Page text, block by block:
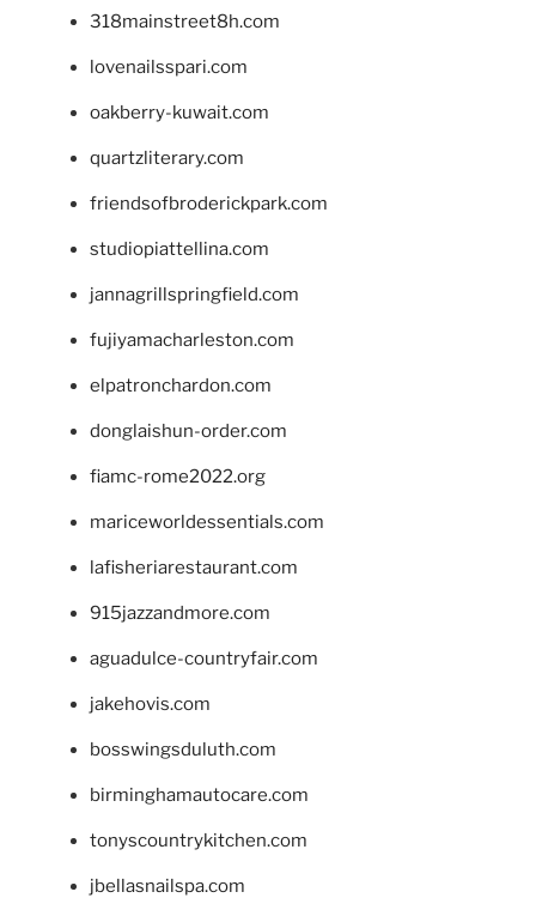
318mainstreet8h.com
lovenailsspari.com
oakberry-kuwait.com
quartzliterary.com
friendsofbroderickpark.com
studiopiattellina.com
jannagrillspringfield.com
fujiyamacharleston.com
elpatronchardon.com
donglaishun-order.com
fiamc-rome2022.org
mariceworldessentials.com
lafisheriarestaurant.com
915jazzandmore.com
aguadulce-countryfair.com
jakehovis.com
bosswingsduluth.com
birminghamautocare.com
tonyscountrykitchen.com
jbellasnailspa.com